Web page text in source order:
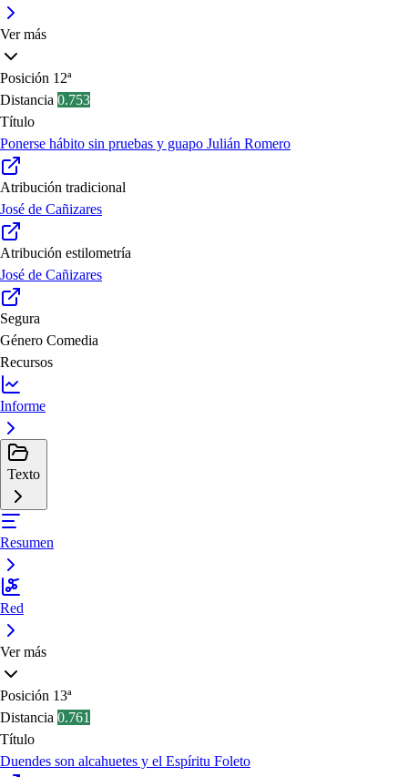
Ver más
Posición 12ª
Distancia 0.753
Título
Ponerse hábito sin pruebas y guapo Julián Romero
Atribución tradicional
José de Cañizares
Atribución estilometría
José de Cañizares
Segura
Género Comedia
Recursos
Informe
Texto
Resumen
Red
Ver más
Posición 13ª
Distancia 0.761
Título
Duendes son alcahuetes y el Espíritu Foleto